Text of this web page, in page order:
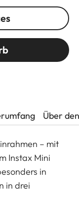
Über
– mit
Instax Mini
in
in drei